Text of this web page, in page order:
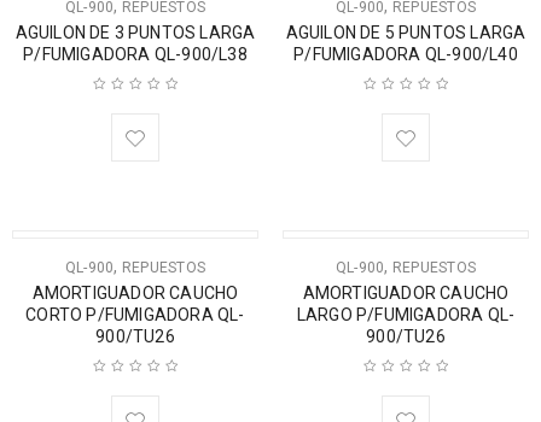
QL-900, REPUESTOS
AGUILON DE 3 PUNTOS LARGA
P/FUMIGADORA QL-900/L38
QL-900, REPUESTOS
AGUILON DE 5 PUNTOS LARGA
P/FUMIGADORA QL-900/L40
QL-900, REPUESTOS
AMORTIGUADOR CAUCHO
CORTO P/FUMIGADORA QL-
900/TU26
QL-900, REPUESTOS
AMORTIGUADOR CAUCHO
LARGO P/FUMIGADORA QL-
900/TU26